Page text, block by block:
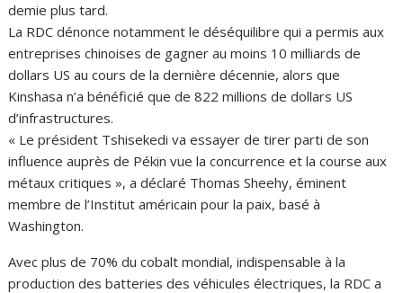
demie plus tard.
La RDC dénonce notamment le déséquilibre qui a permis aux
entreprises chinoises de gagner au moins 10 milliards de
dollars US au cours de la dernière décennie, alors que
Kinshasa n’a bénéficié que de 822 millions de dollars US
d’infrastructures.
« Le président Tshisekedi va essayer de tirer parti de son
influence auprès de Pékin vue la concurrence et la course aux
métaux critiques », a déclaré Thomas Sheehy, éminent
membre de l’Institut américain pour la paix, basé à
Washington.
Avec plus de 70% du cobalt mondial, indispensable à la
production des batteries des véhicules électriques, la RDC a